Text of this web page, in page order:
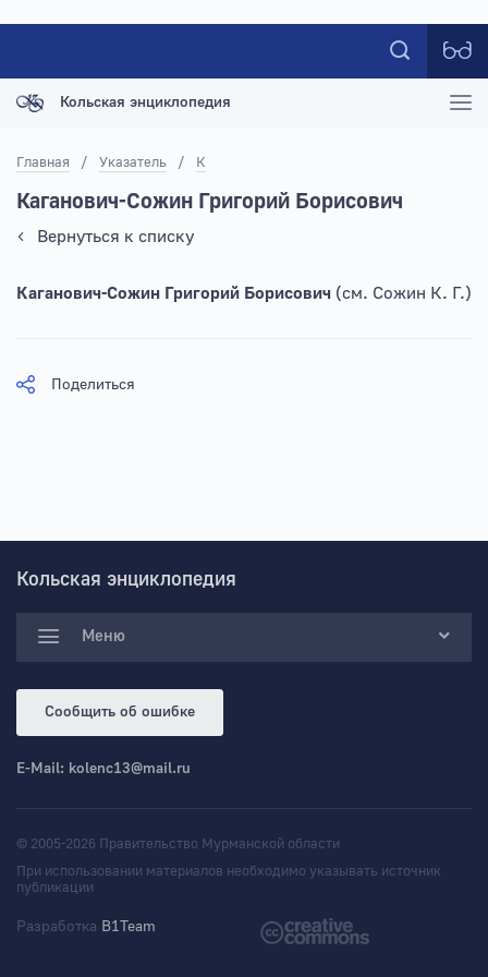
Кольская энциклопедия
Главная / Указатель / К
Каганович-Сожин Григорий Борисович
Вернуться к списку
Каганович-Сожин Григорий Борисович (см. Сожин К. Г.)
Поделиться
Кольская энциклопедия
Меню
Сообщить об ошибке
E-Mail: kolenc13@mail.ru
© 2005-2026 Правительство Мурманской области
При использовании материалов необходимо указывать источник
публикации
Разработка B1Team